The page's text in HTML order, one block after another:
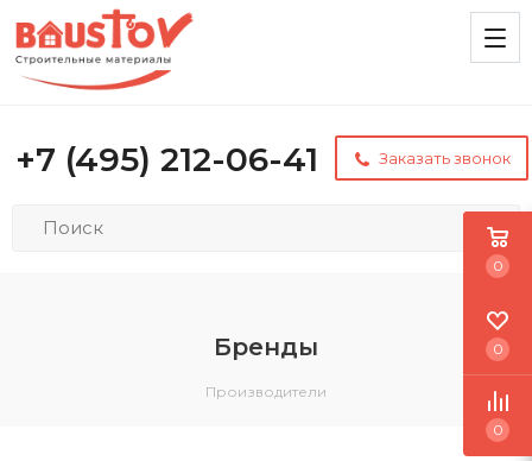
+7 (495) 212-06-41 Заказать звонок
Бренды
Производители
0
0
0